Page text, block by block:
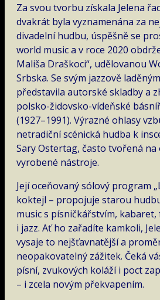
Za svou tvorbu získala Jelena
dvakrát byla vyznamenána za
divadelní hudbu, úspěšně se
world music a v roce 2020
Mališa Draškoci“, udělovanou
Srbska. Se svým jazzově
představila autorské skladby a
polsko-židovsko-vídeňské
(1927–1991). Výrazné ohlasy
netradiční scénická hudba k
Sary Ostertag, často tvořená
vyrobené nástroje.
Její oceňovaný sólový program
koktejl – propojuje starou
music s písničkářstvím,
i jazz. Ať ho zařadíte kamkoli,
vysaje to nejšťavnatější a
neopakovatelný zážitek. Čeká
písní, zvukových koláží i poct
– i zcela novým překvapením.